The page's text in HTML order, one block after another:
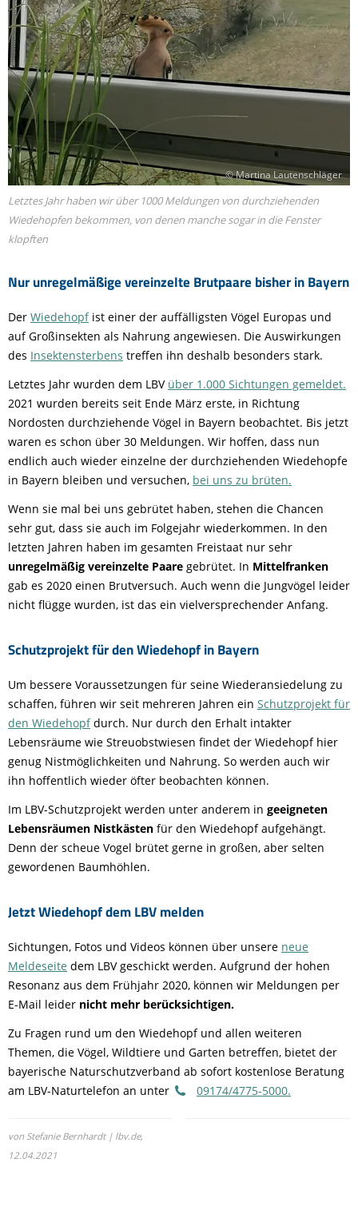
Nur unregelmäßige vereinzelte Brutpaare bisher in Bayern
© Martina Lautenschläger
Letztes Jahr haben wir über 1000 Meldungen von durchziehenden
Wiedehopfen bekommen, von denen manche sogar in die Fenster
klopften
Der Wiedehopfist einer der auffälligsten Vögel Europas und
auf Großinsekten als Nahrung angewiesen. Die Auswirkungen
des Insektensterbens treffen ihn deshalb besonders stark.
Letztes Jahr wurden dem LBV über 1.000 Sichtungen gemeldet.
2021 wurden bereits seit Ende März erste, in Richtung
Nordosten durchziehende Vögel in Bayern beobachtet. Bis jetzt
waren es schon über 30 Meldungen. Wir hoffen, dass nun
endlich auch wieder einzelne der durchziehenden Wiedehopfe
in Bayern bleiben und versuchen, bei uns zu brüten.
Wenn sie mal bei uns gebrütet haben, stehen die Chancen
sehr gut, dass sie auch im Folgejahr wiederkommen. In den
letzten Jahren haben im gesamten Freistaat nur sehr
unregelmäßig vereinzelte Paare gebrütet. In Mittelfranken
gab es 2020 einen Brutversuch. Auch wenn die Jungvögel leider
nicht flügge wurden, ist das ein vielversprechender Anfang.
Schutzprojekt für den Wiedehopf in Bayern
Um bessere Voraussetzungen für seine Wiederansiedelung zu
schaffen, führen wir seit mehreren Jahren ein Schutzprojekt für
den Wiedehopfdurch. Nur durch den Erhalt intakter
Lebensräume wie Streuobstwiesen findet der Wiedehopf hier
genug Nistmöglichkeiten und Nahrung. So werden auch wir
ihn hoffentlich wieder öfter beobachten können.
Im LBV-Schutzprojekt werden unter anderem in geeigneten
Lebensräumen Nistkästen für den Wiedehopf aufgehängt.
Denn der scheue Vogel brütet gerne in großen, aber selten
gewordenen Baumhöhlen.
Jetzt Wiedehopf dem LBV melden
Sichtungen, Fotos und Videos können über unsere neue
Meldeseite dem LBV geschickt werden. Aufgrund der hohen
Resonanz aus dem Frühjahr 2020, können wir Meldungen per
E-Mail leider nicht mehr berücksichtigen.
Zu Fragen rund um den Wiedehopf und allen weiteren
Themen, die Vögel, Wildtiere und Garten betreffen, bietet der
bayerische Naturschutzverband ab sofort kostenlose Beratung
am LBV-Naturtelefon an unter
09174/4775-5000.
von Stefanie Bernhardt | lbv.de,
12.04.2021